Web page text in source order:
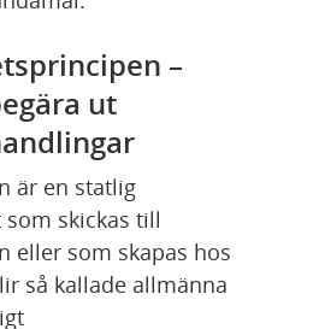
–
ut
är en statlig
skickas till
eller som skapas hos
så kallade allmänna